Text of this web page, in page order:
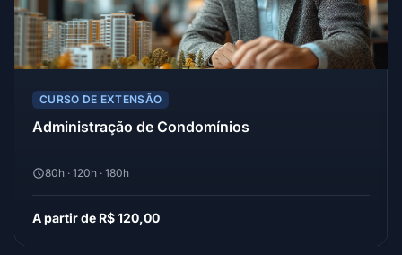
CURSO DE EXTENSÃO
Administração de Condomínios
80h · 120h · 180h
A partir de R$ 120,00